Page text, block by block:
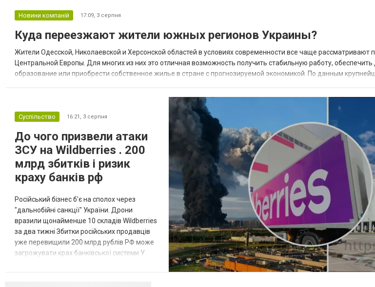
Новини компаній 17:09, 3 серпня
Куда переезжают жители южных регионов Украины?
Жители Одесской, Николаевской и Херсонской областей в условиях современности все чаще рассматривают
Центральной Европы. Для многих из них это отличная возможность получить стабильную работу,
образование или приобрести собственное жилье в стране с прогнозируемой экономикой. По данным
Суспільство 16:21, 3 серпня
До чого призвели атаки
ЗСУ на Wildberries . 200
млрд збитків і ризик
краху банків рф
Російський бізнес б'є на сполох через
"дальнобійні санкції" України. Дрони
вразили щонайменше 10 складів Wildberries
за два тижні Збитки російських продавців
уже перевищили 200 млрд рублів РФ може
загрожувати крах банківської системи У